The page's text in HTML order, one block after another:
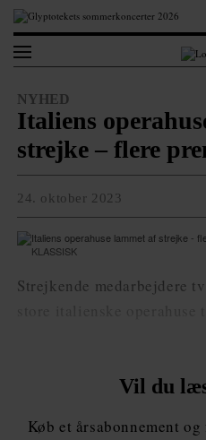
NYHED
Italiens
strejke – flere
24. oktober 2023
Strejkende medarbejdere
Vil du
Køb et årsabonnement